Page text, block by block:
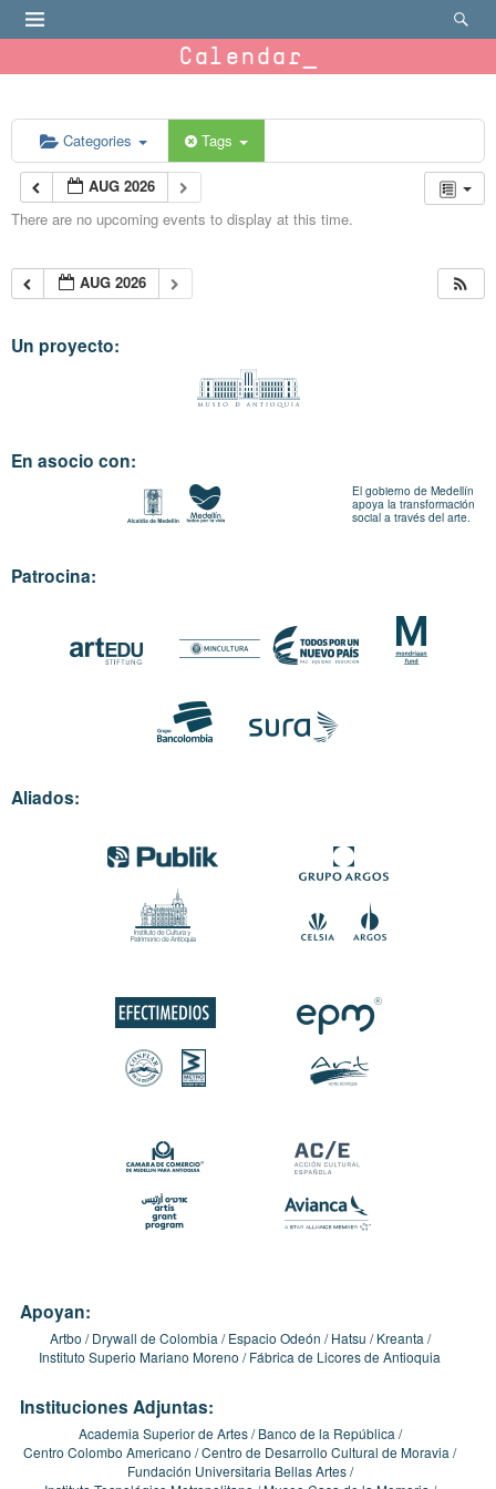
Calendar
Categories Tags
AUG 2026
There are no upcoming events to display at this time.
AUG 2026
Un proyecto:
En asocio con:
El gobierno de Medellín
apoya la transformación
social a través del arte.
Patrocina:
Aliados:
Apoyan:
Artbo Drywall de Colombia Espacio Odeón Hatsu
Kreanta
Instituto Superio Mariano Moreno
Fábrica de Licores de Antioquia
Instituciones Adjuntas:
Academia Superior de Artes
Banco de la República
Centro Colombo Americano Centro de Desarrollo Cultural de Moravia
Fundación Universitaria Bellas Artes